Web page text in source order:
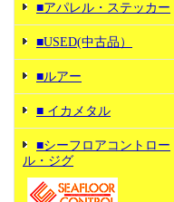
■アパレル・ステッカー
■USED(中古品）
■ルアー
■ イカメタル
■シーフロアコントロー
ル・ジグ